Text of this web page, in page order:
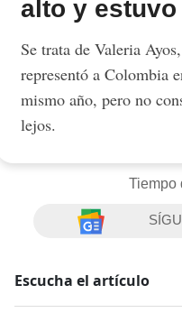
alto y
Se trata de Valeria
representó a Colombia
mismo año, pero no
lejos.
Tiempo
Escucha el artículo